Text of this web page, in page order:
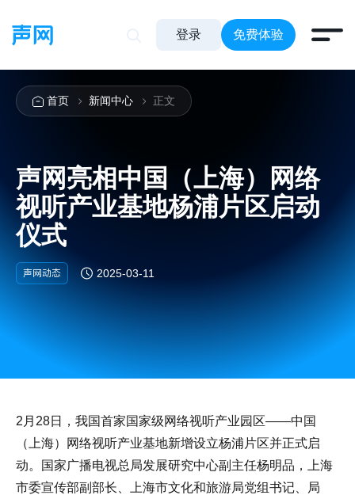
登录 免费体验
首页 新闻中心 正文
声网亮相中国（上海）网络
视听产业基地杨浦片区启动
仪式
声网动态 2025-03-11
2月28日，我国首家国家级网络视听产业园区——中国
（上海）网络视听产业基地新增设立杨浦片区并正式启
动。国家广播电视总局发展研究中心副主任杨明品，上海
市委宣传部副部长、上海市文化和旅游局党组书记、局